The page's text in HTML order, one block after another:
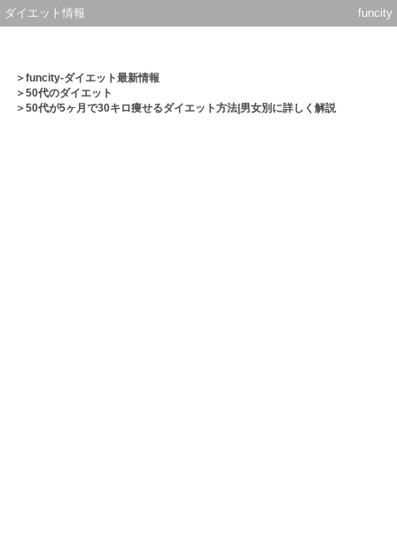
ダイエット情報 funcity
＞funcity-ダイエット最新情報
＞50代のダイエット
＞50代が5ヶ月で30キロ痩せるダイエット方法|男女別に詳しく解説